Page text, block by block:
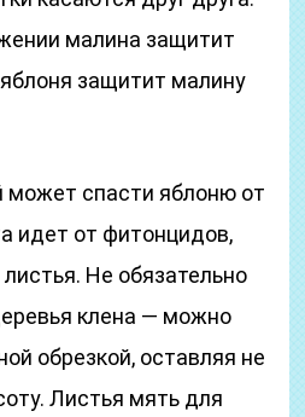
малина защитит
защитит малину
может спасти яблоню от
идет от фитонцидов,
Не обязательно
клена — можно
обрезкой, оставляя не
Листья мять для